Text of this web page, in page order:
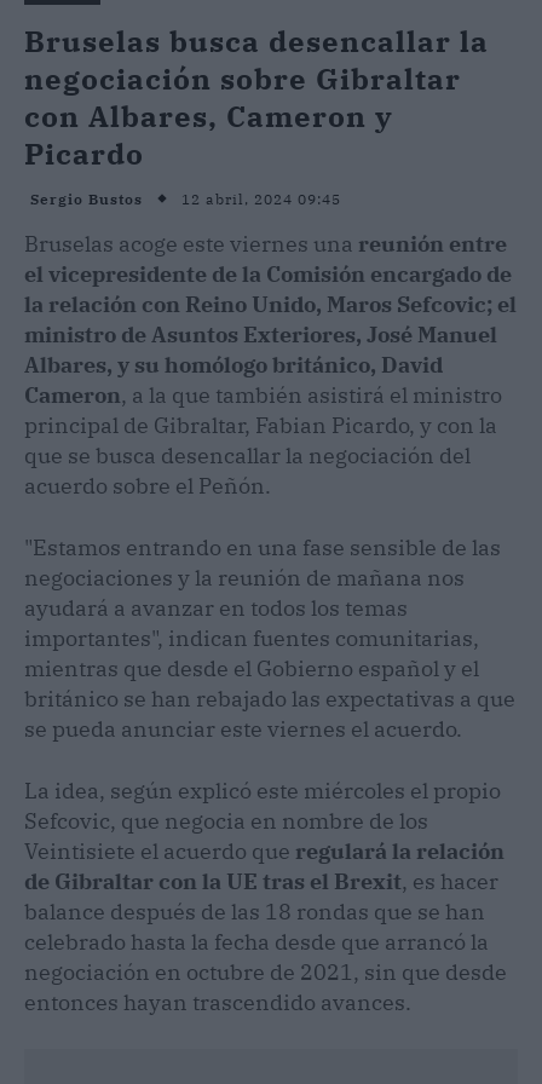
Bruselas busca desencallar la
negociación sobre Gibraltar
con Albares, Cameron y
Picardo
Sergio Bustos 12 abril, 2024 09:45
Bruselas acoge este viernes una reunión entre
el vicepresidente de la Comisión encargado de
la relación con Reino Unido, Maros Sefcovic; el
ministro de Asuntos Exteriores, José Manuel
Albares, y su homólogo británico, David
Cameron, a la que también asistirá el ministro
principal de Gibraltar, Fabian Picardo, y con la
que se busca desencallar la negociación del
acuerdo sobre el Peñón.
"Estamos entrando en una fase sensible de las
negociaciones y la reunión de mañana nos
ayudará a avanzar en todos los temas
importantes", indican fuentes comunitarias,
mientras que desde el Gobierno español y el
británico se han rebajado las expectativas a que
se pueda anunciar este viernes el acuerdo.
La idea, según explicó este miércoles el propio
Sefcovic, que negocia en nombre de los
Veintisiete el acuerdo que regulará la relación
de Gibraltar con la UE tras el Brexit, es hacer
balance después de las 18 rondas que se han
celebrado hasta la fecha desde que arrancó la
negociación en octubre de 2021, sin que desde
entonces hayan trascendido avances.